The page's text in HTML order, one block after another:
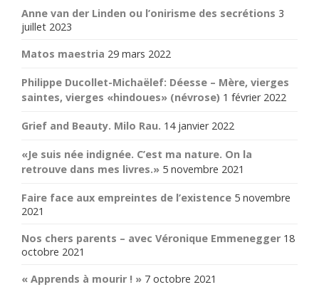
Anne van der Linden ou l’onirisme des secrétions 3
juillet 2023
Matos maestria 29 mars 2022
Philippe Ducollet-Michaëlef: Déesse – Mère, vierges
saintes, vierges «hindoues» (névrose) 1 février 2022
Grief and Beauty. Milo Rau. 14 janvier 2022
«Je suis née indignée. C’est ma nature. On la
retrouve dans mes livres.» 5 novembre 2021
Faire face aux empreintes de l’existence 5 novembre
2021
Nos chers parents – avec Véronique Emmenegger 18
octobre 2021
« Apprends à mourir ! » 7 octobre 2021